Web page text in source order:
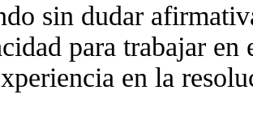
sin dudar
para trabajar
en la